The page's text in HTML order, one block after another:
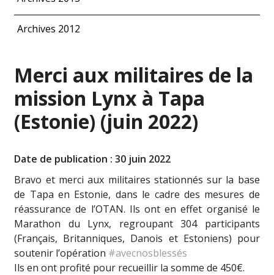
Archives 2012
Merci aux militaires de la
mission Lynx à Tapa
(Estonie) (juin 2022)
Date de publication : 30 juin 2022
Bravo et merci aux militaires stationnés sur la base
de Tapa en Estonie, dans le cadre des mesures de
réassurance de l’OTAN. Ils ont en effet organisé le
Marathon du Lynx, regroupant 304 participants
(Français, Britanniques, Danois et Estoniens) pour
soutenir l’opération #avecnosblessés
Ils en ont profité pour recueillir la somme de 450€.